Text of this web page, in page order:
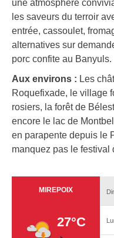
une atmosphère
les saveurs du terroir
entrée, cassoulet,
alternatives sur
porc confite au Banyuls.
Aux environs : Les
Roquefixade, le village
rosiers, la forêt de
encore le lac de
en parapente depuis le
manquez pas le festival